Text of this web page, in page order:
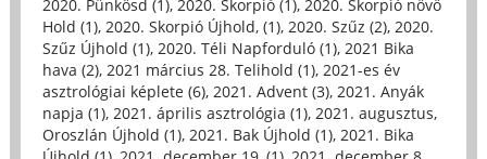
2020. Pünkösd (1), 2020. Skorpió (1), 2020. Skorpió növő
Hold (1), 2020. Skorpió Újhold, (1), 2020. Szűz (2), 2020.
Szűz Újhold (1), 2020. Téli Napforduló (1), 2021 Bika
hava (2), 2021 március 28. Telihold (1), 2021-es év
asztrológiai képlete (6), 2021. Advent (3), 2021. Anyák
napja (1), 2021. április asztrológia (1), 2021. augusztus,
Oroszlán Újhold (1), 2021. Bak Újhold (1), 2021. Bika